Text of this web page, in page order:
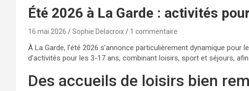
Été 2026 à La Garde : activités
16 mai 2026 Sophie Delacroix 1 commentaire
À La Garde, l’été 2026 s’annonce particulièrement dynamique
d’activités pour les 3-17 ans, combinant loisirs, sport et séjours,
Des accueils de loisirs bien